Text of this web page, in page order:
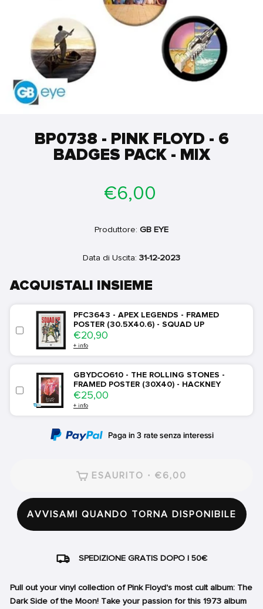
BP0738 - PINK FLOYD - 6
BADGES PACK - MIX
di
€6,00
Produttore: GB EYE
Data di Uscita: 31-12-2023
ACQUISTALI INSIEME
PFC3643 - APEX LEGENDS - FRAMED
POSTER (30.5X40.6) - SQUAD UP
Price
€20,90
+ info
GBYDCO610 - THE ROLLING STONES -
FRAMED POSTER (30X40) - HACKNEY
Price
€25,00
+ info
ESAURITO · €6,00
AVVISAMI QUANDO TORNA DISPONIBILE
SPEDIZIONE GRATIS DOPO I 50€
Pull out your vinyl collection of Pink Floyd's most cult album: The
Dark Side of the Moon! Take your passion for this 1973 album